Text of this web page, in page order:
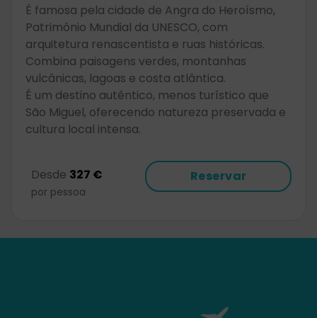
É famosa pela cidade de Angra do Heroísmo,
Patrimônio Mundial da UNESCO, com
arquitetura renascentista e ruas históricas.
Combina paisagens verdes, montanhas
vulcânicas, lagoas e costa atlântica.
É um destino autêntico, menos turístico que
São Miguel, oferecendo natureza preservada e
cultura local intensa.
Desde 327 €
por pessoa
Reservar